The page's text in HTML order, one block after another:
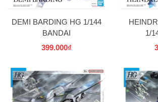
DEMI BARDING HG 1/144
BANDAI
399.000₫
1/